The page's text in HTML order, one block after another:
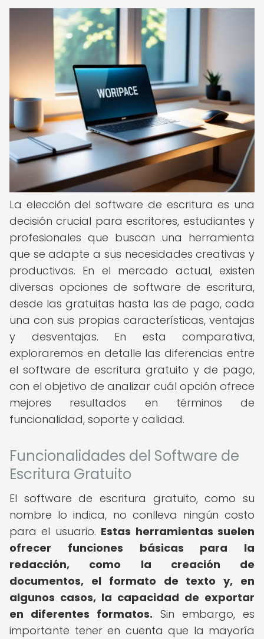
La elección del software de escritura es una
decisión crucial para escritores, estudiantes y
profesionales que buscan una herramienta
que se adapte a sus necesidades creativas y
productivas. En el mercado actual, existen
diversas opciones de software de escritura,
desde las gratuitas hasta las de pago, cada
una con sus propias características, ventajas
y desventajas. En esta comparativa,
exploraremos en detalle las diferencias entre
el software de escritura gratuito y de pago,
con el objetivo de analizar cuál opción ofrece
mejores resultados en términos de
funcionalidad, soporte y calidad.
Funcionalidades del Software de
Escritura Gratuito
El software de escritura gratuito, como su
nombre lo indica, no conlleva ningún costo
para el usuario. Estas herramientas suelen
ofrecer funciones básicas para la
redacción, como la creación de
documentos, el formato de texto y, en
algunos casos, la capacidad de exportar
en diferentes formatos. Sin embargo, es
importante tener en cuenta que la mayoría